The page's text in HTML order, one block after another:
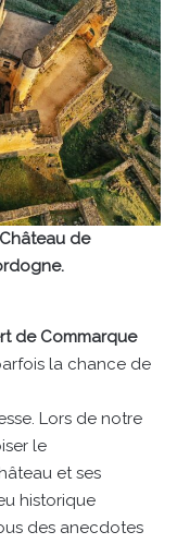
de
de Commarque
la chance de
Lors de notre
le
et ses
historique
des anecdotes